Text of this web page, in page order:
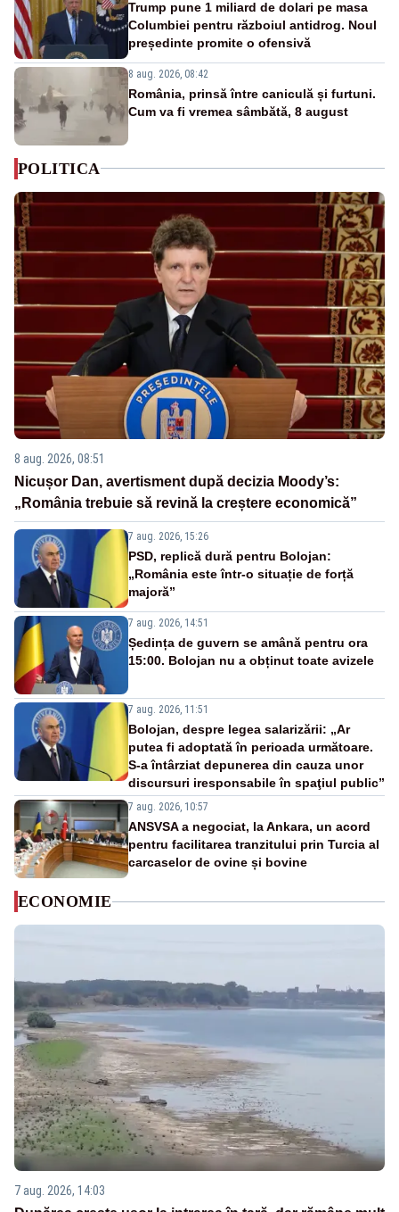
Trump pune 1 miliard de dolari pe masa
Columbiei pentru războiul antidrog. Noul
președinte promite o ofensivă
8 aug. 2026, 08:42
România, prinsă între caniculă și furtuni.
Cum va fi vremea sâmbătă, 8 august
POLITICA
8 aug. 2026, 08:51
Nicușor Dan, avertisment după decizia Moody’s:
„România trebuie să revină la creștere economică”
7 aug. 2026, 15:26
PSD, replică dură pentru Bolojan:
„România este într-o situație de forță
majoră”
7 aug. 2026, 14:51
Ședința de guvern se amână pentru ora
15:00. Bolojan nu a obținut toate avizele
7 aug. 2026, 11:51
Bolojan, despre legea salarizării: „Ar
putea fi adoptată în perioada următoare.
S-a întârziat depunerea din cauza unor
discursuri iresponsabile în spaţiul public”
7 aug. 2026, 10:57
ANSVSA a negociat, la Ankara, un acord
pentru facilitarea tranzitului prin Turcia al
carcaselor de ovine și bovine
ECONOMIE
7 aug. 2026, 14:03